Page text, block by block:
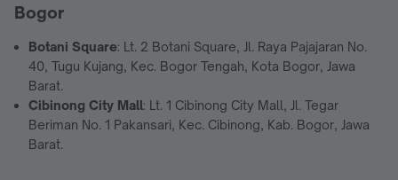
Bogor
Botani Square: Lt. 2 Botani Square, Jl. Raya Pajajaran No.
40, Tugu Kujang, Kec. Bogor Tengah, Kota Bogor, Jawa
Barat.
Cibinong City Mall: Lt. 1 Cibinong City Mall, Jl. Tegar
Beriman No. 1 Pakansari, Kec. Cibinong, Kab. Bogor, Jawa
Barat.